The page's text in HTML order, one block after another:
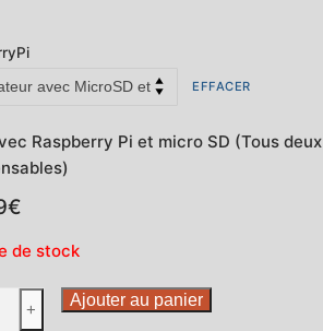
EFFACER
Raspberry Pi et micro SD (Tous deux
€
de stock
+
Ajouter au panier